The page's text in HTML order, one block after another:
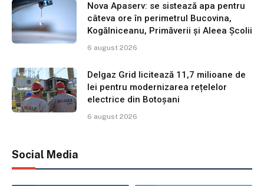
Nova Apaserv: se sistează apa pentru
câteva ore în perimetrul Bucovina,
Kogălniceanu, Primăverii și Aleea Școlii
6 august 2026
Delgaz Grid licitează 11,7 milioane de
lei pentru modernizarea rețelelor
electrice din Botoșani
6 august 2026
Social Media